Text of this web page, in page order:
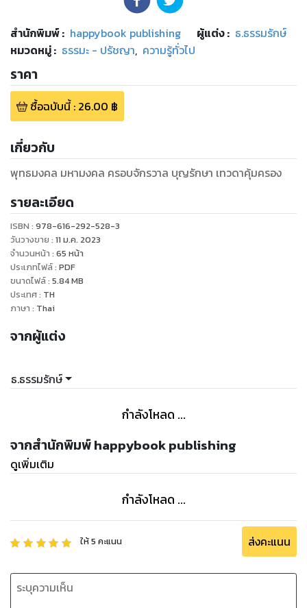
สำนักพิมพ์: happybook publishing ผู้แต่ง : ธ.ธรรมรักษ์
หมวดหมู่: ธรรมะ - ปรัชญา, ความรู้ทั่วไป
ราคา
ซื้อฉบับนี้: 26.00 ฿
เกี่ยวกับ
พุทธมงคล มหามงคล ครอบจักรวาล บุญรักษา เทวดาคุ้มครอง
รายละเอียด
ISBN : 978-616-292-528-3
วันวางขาย : 11 ม.ค. 2023
จำนวนหน้า : 65 หน้า
ประเภทไฟล์: PDF
ขนาดไฟล์: 5.84MB
ประเทศ: TH
ภาษา : Thai
จากผู้แต่ง
ธ.ธรรมรักษ์
กำลังโหลด ...
จากสำนักพิมพ์ happybook publishing
ดูเพิ่มเติม
กำลังโหลด ...
ให้5 คะแนน ส่งคะแนน